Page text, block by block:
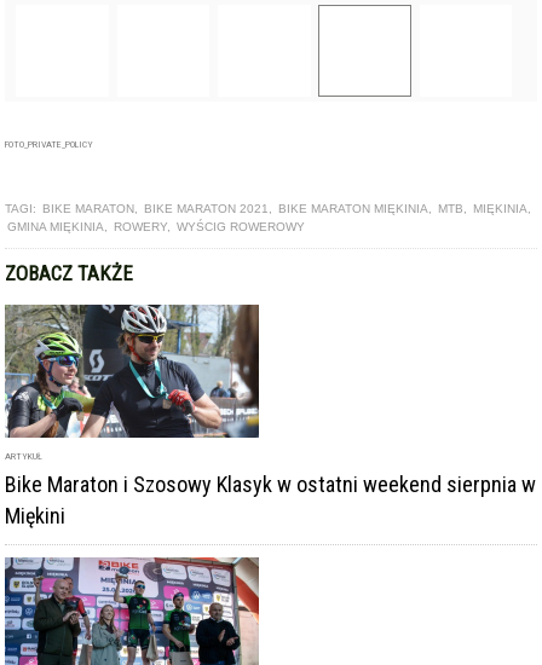
FOTO_PRIVATE_POLICY
TAGI: BIKE MARATON, BIKE MARATON 2021, BIKE MARATON MIĘKINIA, MTB, MIĘKINIA,
GMINA MIĘKINIA, ROWERY, WYŚCIG ROWEROWY
ZOBACZ TAKŻE
ARTYKUŁ
Bike Maraton i Szosowy Klasyk w ostatni weekend sierpnia w
Miękini